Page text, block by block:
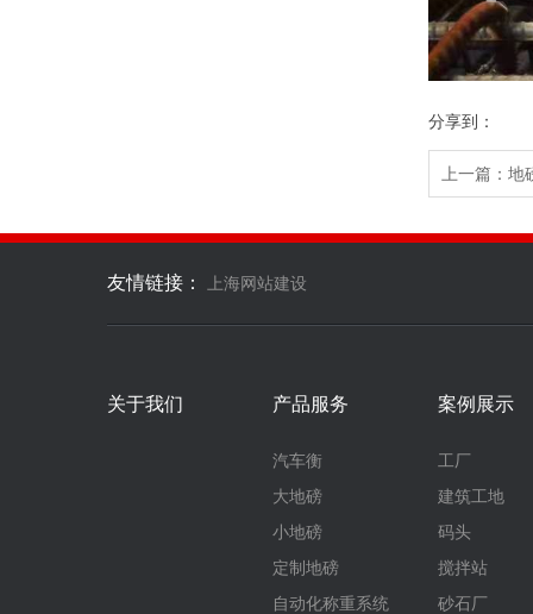
分享到：
上一篇： 地
友情链接： 上海网站建设
关于我们 产品服务
汽车衡
大地磅
小地磅
定制地磅
自动化称重系统
案例展示
工厂
建筑工地
码头
搅拌站
砂石厂